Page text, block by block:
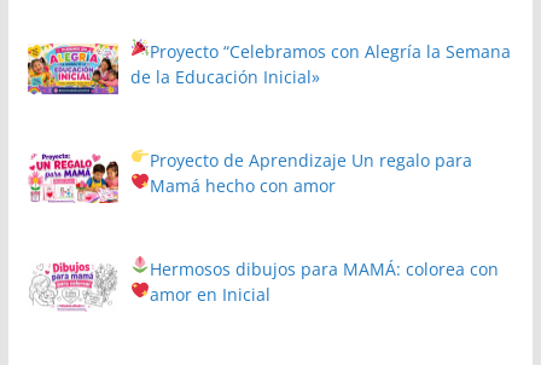
Proyecto“Celebramos con Alegría la Semana
de la Educación Inicial»
Proyecto de Aprendizaje Un regalo para
Mamá hecho con amor
Hermosos dibujos para MAMÁ: colorea con
amor en Inicial